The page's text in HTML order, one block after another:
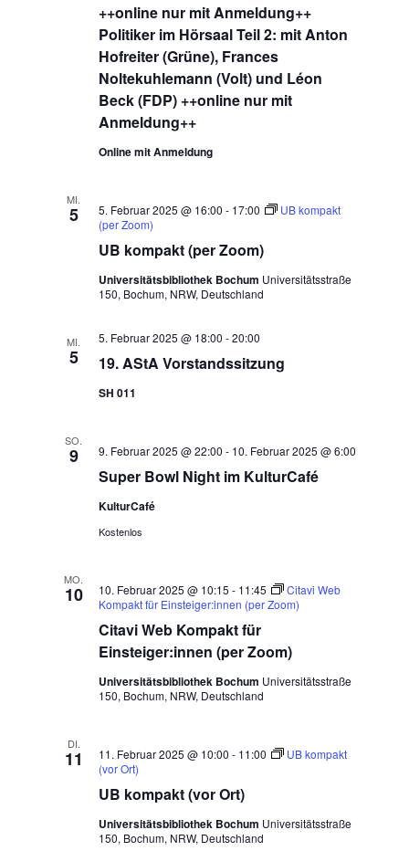
++online nur mit Anmeldung++
Politiker im Hörsaal Teil 2: mit Anton
Hofreiter (Grüne), Frances
Noltekuhlemann (Volt) und Léon
Beck (FDP) ++online nur mit
Anmeldung++
Online mit Anmeldung
MI.
5
UB kompakt (per Zoom)
5. Februar 2025 @ 16:00 - 17:00
UB kompakt
(per Zoom)
Universitätsbibliothek Bochum Universitätsstraße
150, Bochum, NRW, Deutschland
MI.
5 19. AStA Vorstandssitzung
5. Februar 2025 @ 18:00 -20:00
SH 011
SO.
9
Super Bowl Night im KulturCafé
9. Februar 2025 @ 22:00 - 10. Februar 2025 @ 6:00
KulturCafé
Kostenlos
MO.
10
Citavi Web Kompakt für
Einsteiger:innen (per Zoom)
10. Februar 2025 @ 10:15 - 11:45
Citavi Web
Kompakt für Einsteiger:innen (per Zoom)
Universitätsbibliothek Bochum Universitätsstraße
150, Bochum, NRW, Deutschland
DI.
11
UB kompakt (vor Ort)
11. Februar 2025 @ 10:00 - 11:00
UB kompakt
(vor Ort)
Universitätsbibliothek Bochum Universitätsstraße
150, Bochum, NRW, Deutschland